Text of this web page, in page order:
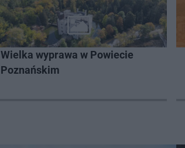
Wielka wyprawa w Powiecie
Poznańskim